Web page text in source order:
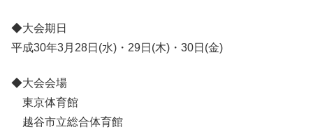
◆大会期日
平成30年3月28日(水)・29日(木)・30日(金)
◆大会会場
東京体育館
越谷市立総合体育館